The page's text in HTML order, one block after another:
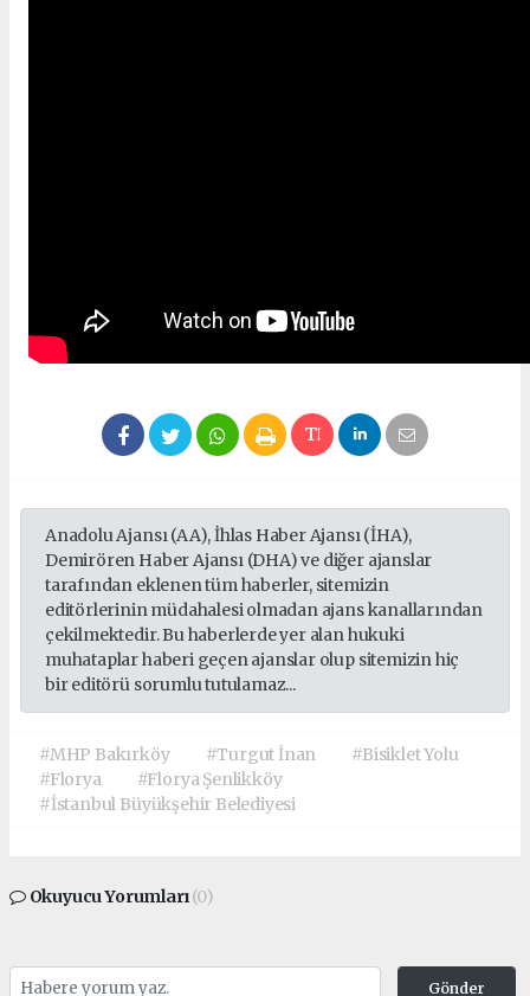
Anadolu Ajansı (AA), İhlas Haber Ajansı (İHA),
Demirören Haber Ajansı (DHA) ve diğer ajanslar
tarafından eklenen tüm haberler, sitemizin
editörlerinin müdahalesi olmadan ajans kanallarından
çekilmektedir. Bu haberlerde yer alan hukuki
muhataplar haberi geçen ajanslar olup sitemizin hiç
bir editörü sorumlu tutulamaz...
#MHP Bakırköy #Turgut İnan
#Bisiklet Yolu
#Florya
#Florya Şenlikköy
#İstanbul Büyükşehir Belediyesi
Okuyucu Yorumları(0)
Gönder